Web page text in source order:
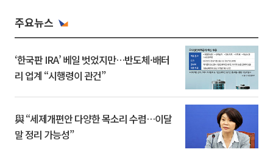
주요뉴스
‘한국판 IRA’ 베일 벗었지만…반도체·배터
리 업계 “시행령이 관건”
與 “세제개편안 다양한 목소리 수렴…이달
말 정리 가능성”